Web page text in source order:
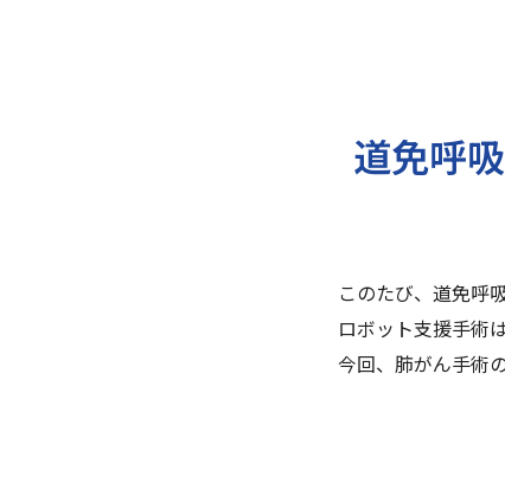
道免呼
このたび、道免呼
ロボット支援手術
今回、肺がん手術